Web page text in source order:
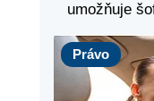
umožňuje
Právo
Právo